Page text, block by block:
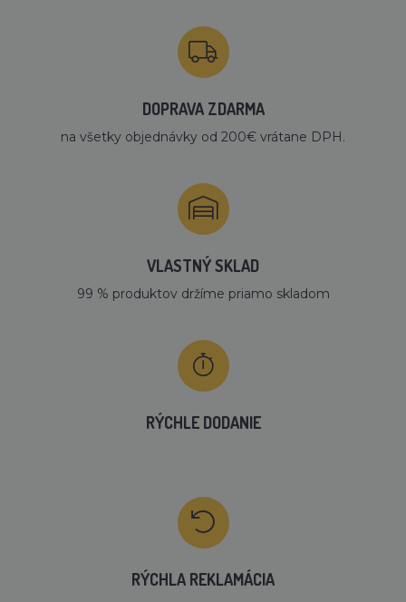
DOPRAVA ZDARMA
na všetky objednávky od 200€ vrátane DPH.
VLASTNÝ SKLAD
99 % produktov držíme priamo skladom
RÝCHLE DODANIE
RÝCHLA REKLAMÁCIA